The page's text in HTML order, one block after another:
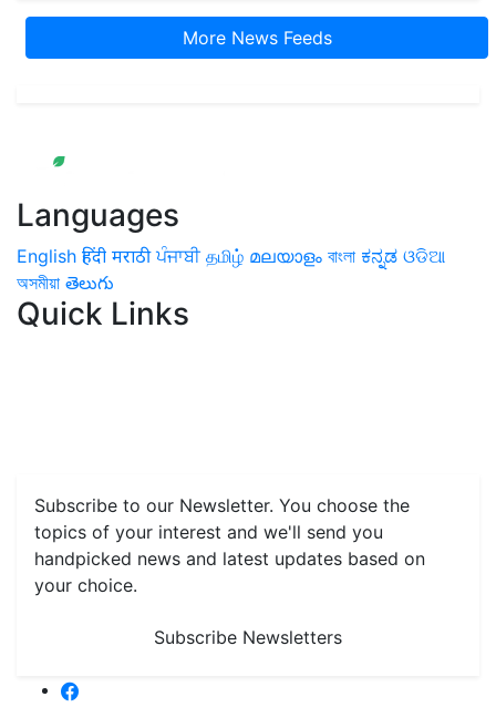
More News Feeds
Languages
English हिंदी मराठी ਪੰਜਾਬੀ தமிழ் മലയാളം বাংলা ಕನ್ನಡ ଓଡିଆ
অসমীয়া తెలుగు
Quick Links
Subscribe to our Newsletter. You choose the
topics of your interest and we'll send you
handpicked news and latest updates based on
your choice.
Subscribe Newsletters